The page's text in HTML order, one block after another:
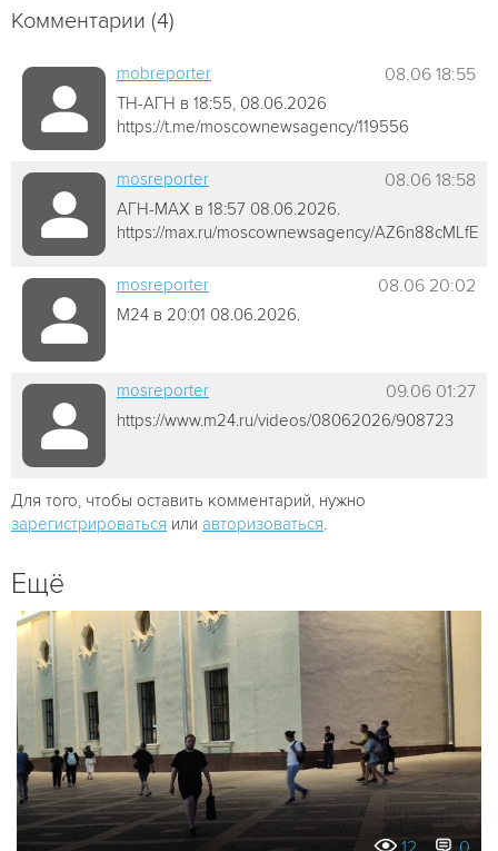
Комментарии (4)
mobreporter 08.06 18:55
ТН-АГН в 18:55, 08.06.2026
https://t.me/moscownewsagency/119556
mosreporter 08.06 18:58
АГН-МАХ в 18:57 08.06.2026.
https://max.ru/moscownewsagency/AZ6n88cMLfE
mosreporter 08.06 20:02
М24 в 20:01 08.06.2026.
mosreporter 09.06 01:27
https://www.m24.ru/videos/08062026/908723
Для того, чтобы оставить комментарий, нужно
зарегистрироваться или авторизоваться
Ещё